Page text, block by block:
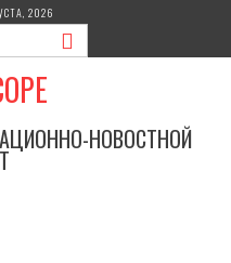
2026
НОВОСТНОЙ